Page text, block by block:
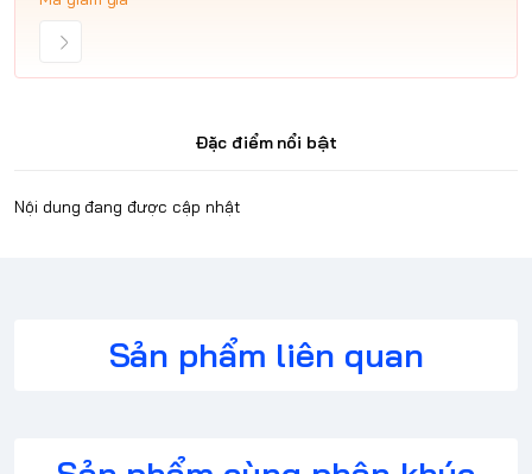
Đặc điểm nổi bật
Nội dung đang được cập nhật
Sản phẩm liên quan